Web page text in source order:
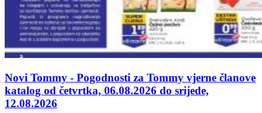
Novi Tommy - Pogodnosti za Tommy vjerne članove
katalog od četvrtka, 06.08.2026 do srijede,
12.08.2026